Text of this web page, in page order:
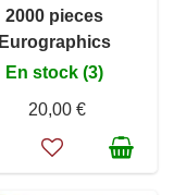
2000 pieces
Eurographics
En stock (3)
20,00 €